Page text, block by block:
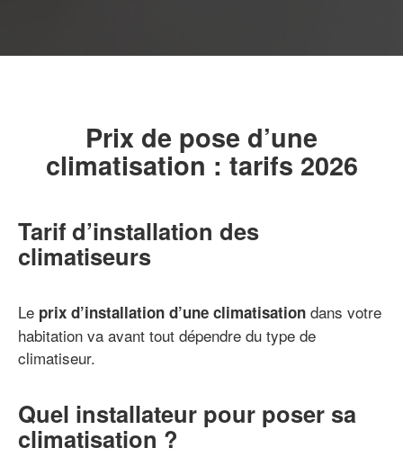
Prix de pose d’une
climatisation : tarifs 2026
Tarif d’installation des
climatiseurs
Le prix d’installation d’une climatisation dans votre
habitation va avant tout dépendre du type de
climatiseur.
Quel installateur pour poser sa
climatisation ?